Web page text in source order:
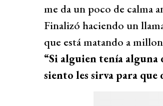
me da un poco de calma
Finalizó haciendo un
que está matando a
“Si alguien tenía alguna
siento les sirva para que